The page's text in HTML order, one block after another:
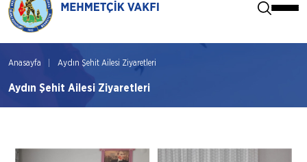
Anasayfa Aydın Şehit Ailesi Ziyaretleri
Aydın Şehit Ailesi Ziyaretleri